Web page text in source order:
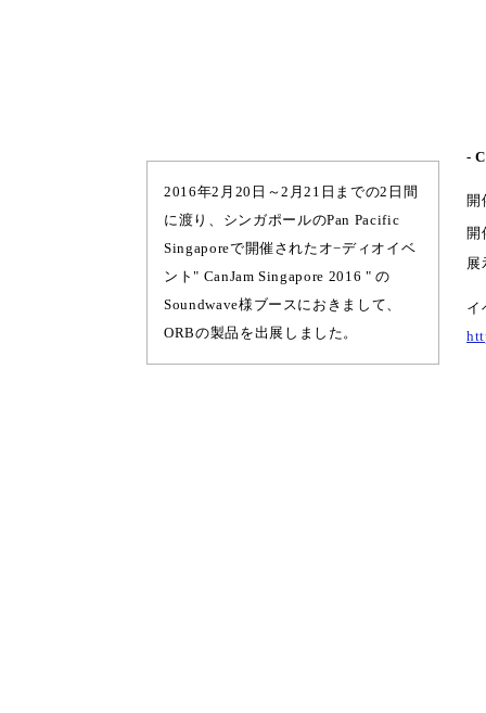
2016年2月20日～2月21日までの2日間
に渡り、シンガポールのPan Pacific
Singaporeで開催されたオ−ディオイベ
ント" CanJam Singapore 2016 " の
Soundwave様ブースにおきまして、
ORBの製品を出展しました。
-
開
開
展
イ